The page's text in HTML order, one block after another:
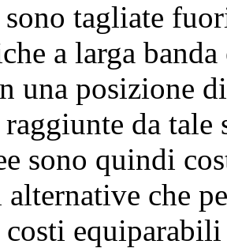
tagliate
a larga
una posizione
raggiunte da
sono quindi
che
costi